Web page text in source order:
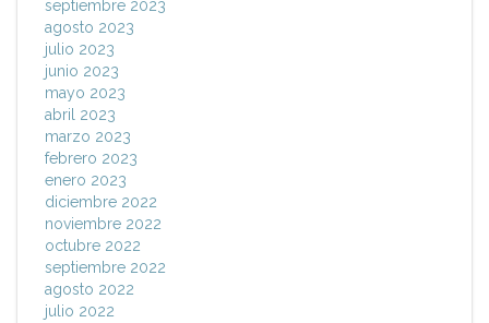
septiembre 2023
agosto 2023
julio 2023
junio 2023
mayo 2023
abril 2023
marzo 2023
febrero 2023
enero 2023
diciembre 2022
noviembre 2022
octubre 2022
septiembre 2022
agosto 2022
julio 2022